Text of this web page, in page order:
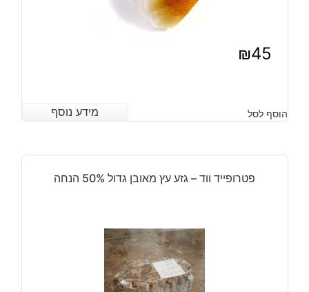
₪45
מידע נוסף הוסף לסל מידע נוסף
פטרופייד ווד – גזע עץ מאובן גדול 50% הנחה